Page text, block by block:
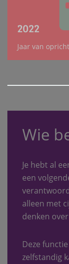
2022
Jaar van
Wie
Je hebt al
een
alleen met
denken
Deze
zelfstandig